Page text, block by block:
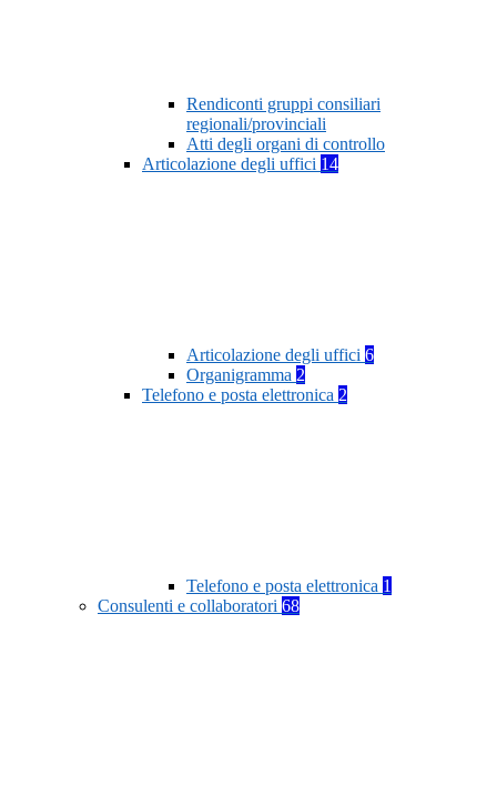
Rendiconti gruppi consiliari
regionali/provinciali
Atti degli organi di controllo
Articolazione degli uffici 14
Articolazione degli uffici 6
Organigramma 2
Telefono e posta elettronica 2
Telefono e posta elettronica 1
Consulenti e collaboratori 68